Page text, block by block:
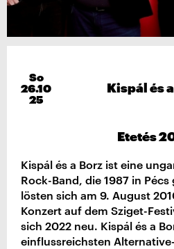
So
26.10
25
Kispál és
Etetés
Kispál és a Borz ist eine
Rock-Band, die 1987 in
lösten sich am 9. August
Konzert auf dem Sziget-
sich 2022 neu. Kispál és a
einflussreichsten